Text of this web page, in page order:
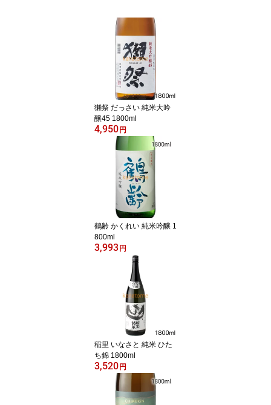
獺祭 だっさい 純米大吟
醸45 1800ml
4,950円
鶴齢 かくれい 純米吟醸 1
800ml
3,993円
稲里 いなさと 純米 ひた
ち錦 1800ml
3,520円